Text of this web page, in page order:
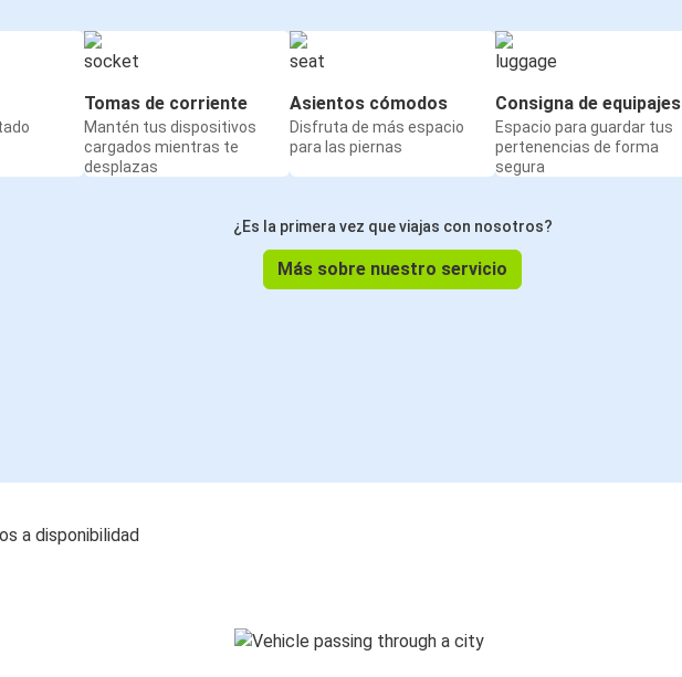
Tomas de corriente
Mantén tus dispositivos
cargados mientras te
desplazas
Asientos cómodos
Disfruta de más espacio
para las piernas
Consigna de equipajes
Espacio para guardar tus
pertenencias de forma
segura
¿Es la primera vez que viajas con nosotros?
Más sobre nuestro servicio
a disponibilidad